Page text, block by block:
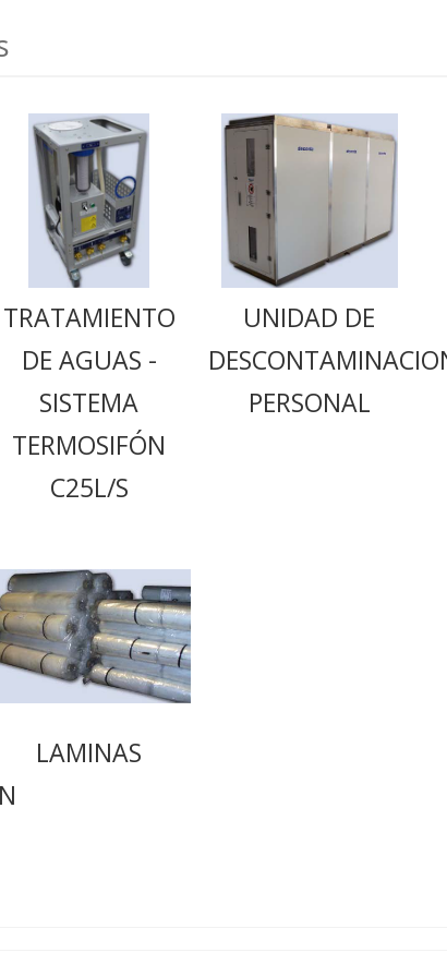
TRATAMIENTO
DE AGUAS -
SISTEMA
TERMOSIFÓN
C25L/S
UNIDAD DE
PERSONAL
LAMINAS